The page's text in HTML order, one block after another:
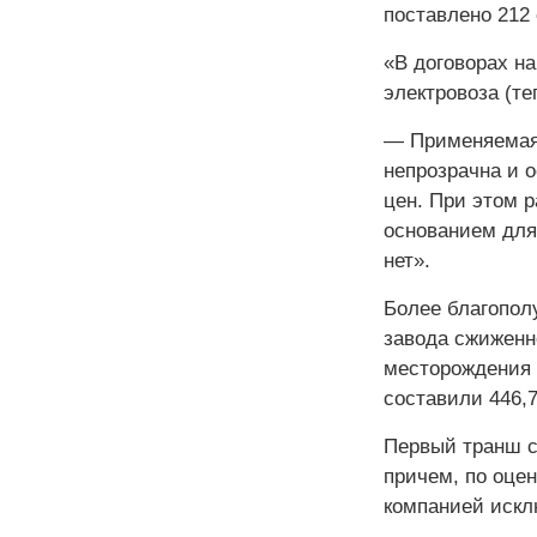
поставлено
«В договорах
электровоза
— Применяемая
непрозрачна и
цен. При этом
основанием
нет».
Более
завода
составили
Первый транш
причем, по
компанией